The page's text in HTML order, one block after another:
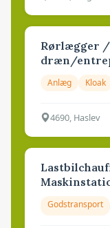
Rørlægger /
dræn/
Anlæg Kloak
4690, Haslev
Godstransport